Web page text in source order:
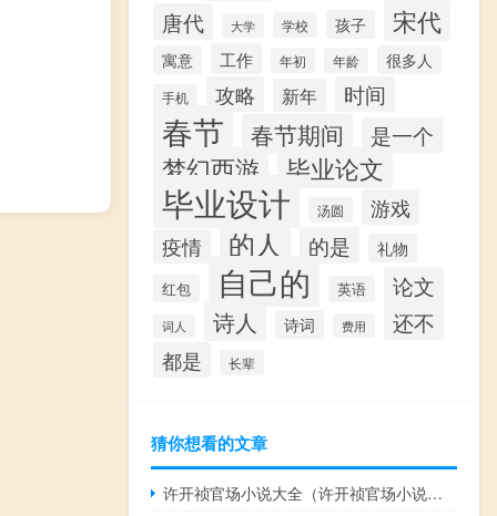
唐代 大学 学校 孩子 宋代
寓意 工作 年初 年龄 很多人
手机 攻略 新年 时间
春节 春节期间 是一个
梦幻西游 毕业论文
毕业设计 汤圆 游戏
疫情 的人 的是 礼物
红包 自己的 英语 论文
词人 诗人 诗词 费用 还不
都是 长辈
猜你想看的文章
许开祯官场小说大全（许开祯官场小说全集）